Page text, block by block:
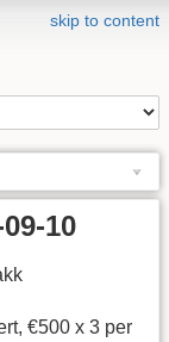
skip to content
10
€500 x 3 per